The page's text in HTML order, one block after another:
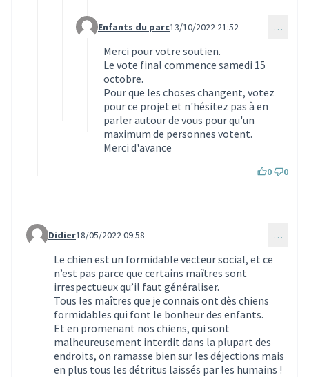
Commentaire 2110 (réponse au commentaire
Enfants du parc13/10/2022 21:52 …
Merci pour votre soutien.
Le vote final commence samedi 15
octobre.
Pour que les choses changent, votez
pour ce projet et n'hésitez pas à en
parler autour de vous pour qu'un
maximum de personnes votent.
Merci d'avance
0 0
Commentaire 1502 (réponse au commentaire 1475)
Didier18/05/2022 09:58 …
Le chien est un formidable vecteur social, et ce
n’est pas parce que certains maîtres sont
irrespectueux qu’il faut généraliser.
Tous les maîtres que je connais ont dès chiens
formidables qui font le bonheur des enfants.
Et en promenant nos chiens, qui sont
malheureusement interdit dans la plupart des
endroits, on ramasse bien sur les déjections mais
en plus tous les détritus laissés par les humains !